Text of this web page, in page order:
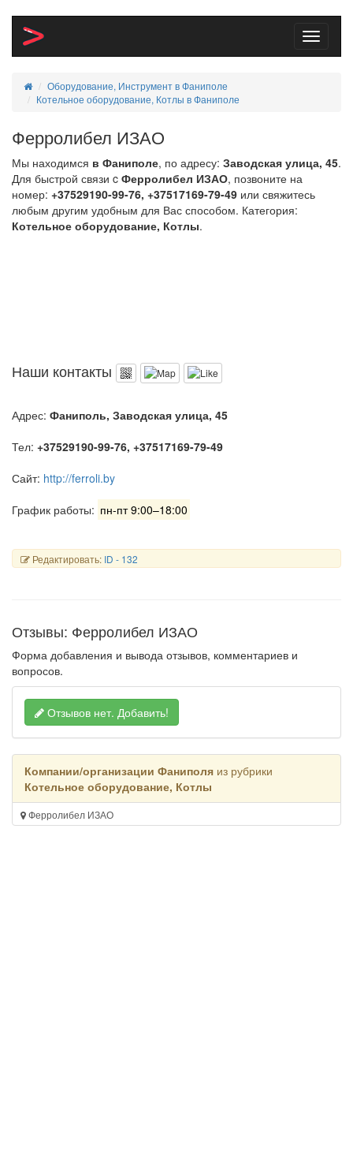
Toggle
Оборудование, Инструмент в Фаниполе
Котельное оборудование, Котлы в Фаниполе
Ферролибел ИЗАО
Мы находимся в Фаниполе, по адресу: Заводская улица, 45.
Для быстрой связи c Ферролибел ИЗАО, позвоните на
номер: +37529190-99-76, +37517169-79-49 или свяжитесь
любым другим удобным для Вас способом. Категория:
Котельное оборудование, Котлы.
Наши контакты
Адрес: Фаниполь, Заводская улица, 45
Тел: +37529190-99-76, +37517169-79-49
Сайт: http://ferroli.by
График работы: пн-пт 9:00–18:00
Редактировать: ID - 132
Отзывы: Ферролибел ИЗАО
Форма добавления и вывода отзывов, комментариев и
вопросов.
Отзывов нет. Добавить!
Компании/организации Фаниполя из рубрики
Котельное оборудование, Котлы
Ферролибел ИЗАО